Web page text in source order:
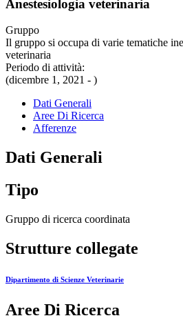
Anestesiologia veterinaria
Gruppo
Il gruppo si occupa di varie tematiche
veterinaria
Periodo di attività:
(dicembre 1, 2021 - )
Dati Generali
Aree Di Ricerca
Afferenze
Dati Generali
Tipo
Gruppo di ricerca coordinata
Strutture collegate
Dipartimento di Scienze Veterinarie
Aree Di Ricerca